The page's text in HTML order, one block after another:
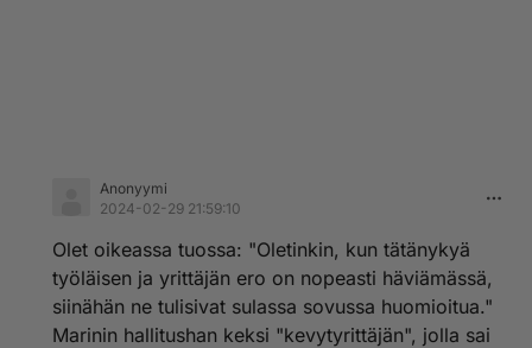
Anonyymi
2024-02-29 21:59:10
Olet oikeassa tuossa: "Oletinkin, kun tätänykyä
työläisen ja yrittäjän ero on nopeasti häviämässä,
siinähän ne tulisivat sulassa sovussa huomioitua."
Marinin hallitushan keksi "kevytyrittäjän", jolla sai